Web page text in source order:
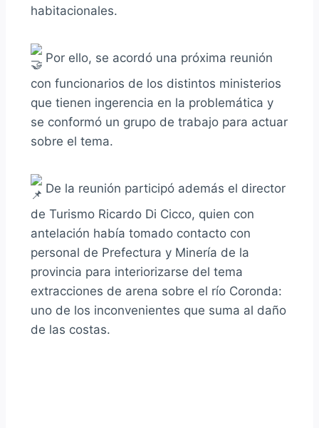
habitacionales.
Por ello, se acordó una próxima reunión
con funcionarios de los distintos ministerios
que tienen ingerencia en la problemática y
se conformó un grupo de trabajo para actuar
sobre el tema.
De la reunión participó además el director
de Turismo Ricardo Di Cicco, quien con
antelación había tomado contacto con
personal de Prefectura y Minería de la
provincia para interiorizarse del tema
extracciones de arena sobre el río Coronda:
uno de los inconvenientes que suma al daño
de las costas.